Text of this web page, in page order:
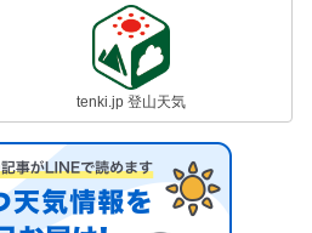
tenki.jp 登山天気